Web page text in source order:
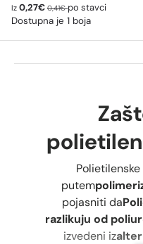
Cijena na sniženju
Iz 0,27€ Redovna cijena
0,41€po stavci
Dostupna je 1 boja
putem
pojasniti da
razlikuju od
izvedeni iz